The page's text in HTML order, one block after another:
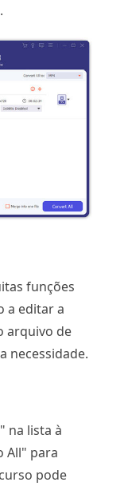
funções
a editar a
arquivo de
necessidade.
na lista à
All" para
pode